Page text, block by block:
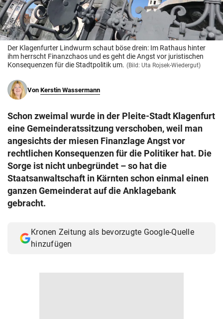
© Krone Multimedia GmbH & Co KG 2026
Muthgasse 2, 1190 Wien
Der Klagenfurter Lindwurm schaut böse drein: Im Rathaus hinter
ihm herrscht Finanzchaos und es geht die Angst vor juristischen
Konsequenzen für die Stadtpolitik um. (Bild: Uta Rojsek-Wiedergut)
Von Kerstin Wassermann
Schon zweimal wurde in der Pleite-Stadt Klagenfurt
eine Gemeinderatssitzung verschoben, weil man
angesichts der miesen Finanzlage Angst vor
rechtlichen Konsequenzen für die Politiker hat. Die
Sorge ist nicht unbegründet – so hat die
Staatsanwaltschaft in Kärnten schon einmal einen
ganzen Gemeinderat auf die Anklagebank
gebracht.
Kronen Zeitung als bevorzugte Google-Quelle
hinzufügen